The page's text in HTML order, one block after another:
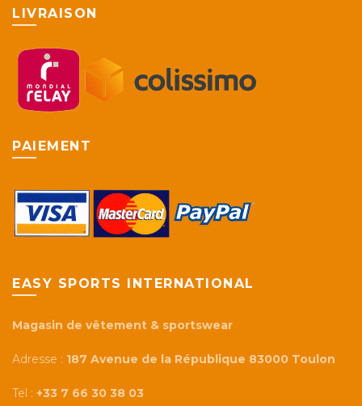
LIVRAISON
PAIEMENT
EASY SPORTS INTERNATIONAL
Magasin de vêtement & sportswear
Adresse : 187 Avenue de la République 83000 Toulon
Tel : +33 7 66 30 38 03